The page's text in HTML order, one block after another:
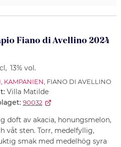
Fiano di Avellino 2024
, 13% vol.
, KAMPANIEN, FIANO DI AVELLINO
Villa Matilde
90032
doft av akacia, honungsmelon,
våt sten. Torr, medelfyllig,
smak med medelhög syra